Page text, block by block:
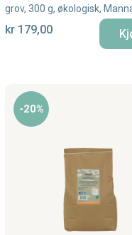
grov, 300 g, økologisk,
kr 179,00
-20%